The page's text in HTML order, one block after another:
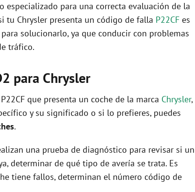
para una correcta evaluación de la
tu Chrysler presenta un código de falla P22CF es
solucionarlo, ya que conducir con problemas
tráfico.
para Chrysler
que presenta un coche de la marca Chrysler,
y su significado o si lo prefieres, puedes
.
una prueba de diagnóstico para revisar si un
determinar de qué tipo de avería se trata. Es
tiene fallos, determinan el número código de